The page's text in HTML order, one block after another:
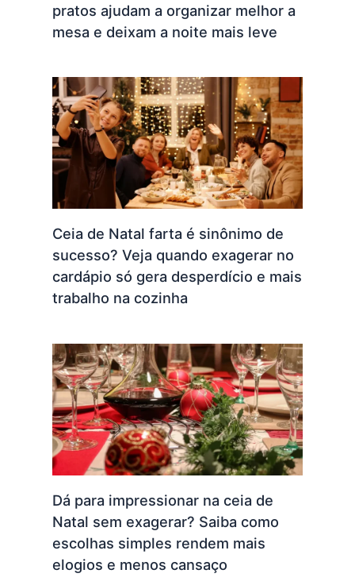
pratos ajudam a organizar melhor a
mesa e deixam a noite mais leve
Ceia de Natal farta é sinônimo de
sucesso? Veja quando exagerar no
cardápio só gera desperdício e mais
trabalho na cozinha
Dá para impressionar na ceia de
Natal sem exagerar? Saiba como
escolhas simples rendem mais
elogios e menos cansaço